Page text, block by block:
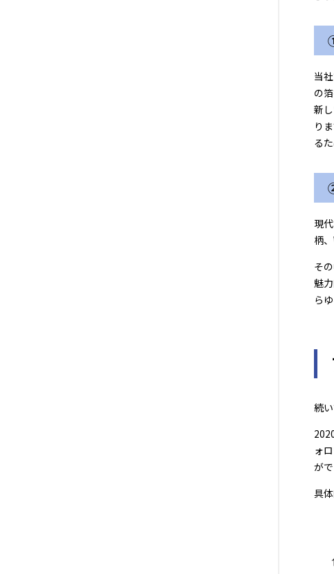
当
の
新
り
る
現
柄
そ
魅
ら
続
ォ
が
具